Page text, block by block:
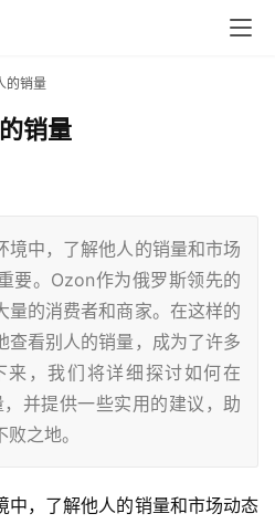
的销量
销量
境中，了解他人的销量和市场
要。Ozon作为俄罗斯领先的
量的消费者和商家。在这样的
查看别人的销量，成为了许多
来，我们将详细探讨如何在
并提供一些实用的建议，助
之地。
中，了解他人的销量和市场动态